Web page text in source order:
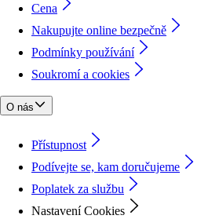
Cena
Nakupujte online bezpečně
Podmínky používání
Soukromí a cookies
O nás
Přístupnost
Podívejte se, kam doručujeme
Poplatek za službu
Nastavení Cookies